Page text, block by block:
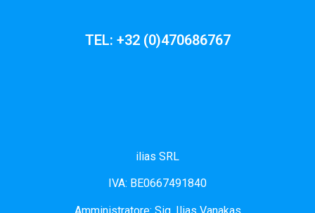
TEL: +32 (0)470686767
ilias SRL
IVA: BE0667491840